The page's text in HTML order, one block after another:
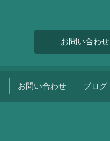
お問い合わせ
お問い合わせ ブログ